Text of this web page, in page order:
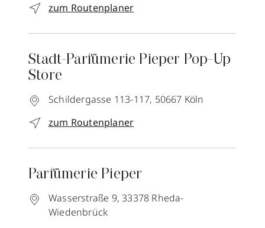
zum Routenplaner
Stadt-Parfümerie Pieper Pop-Up
Store
Schildergasse 113-117, 50667 Köln
zum Routenplaner
Parfümerie Pieper
Wasserstraße 9, 33378 Rheda-
Wiedenbrück